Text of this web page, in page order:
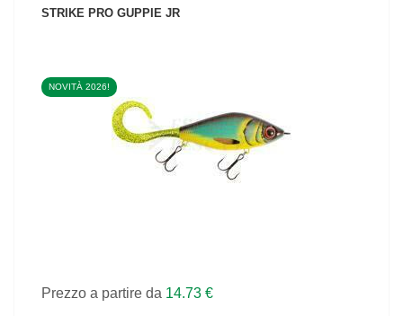
STRIKE PRO GUPPIE JR
NOVITÀ 2026!
VEDI IL PRODOTTO
Prezzo a partire da 14.73 €